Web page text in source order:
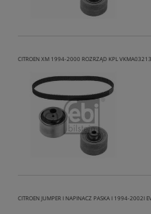
CITROEN XM 1994-2000 ROZRZĄD KPL
CITROEN JUMPER I NAPINACZ PASKA I 1994-